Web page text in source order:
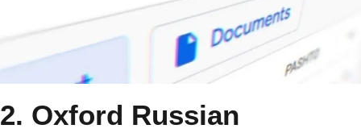
2. Oxford Russian